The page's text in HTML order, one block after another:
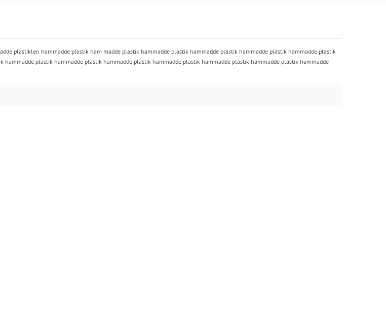
plastikleri hammadde plastik ham madde plastik hammadde plastik hammadde plastik hammadde plastik hammadde plastik
hammadde plastik hammadde plastik hammadde plastik hammadde plastik hammadde plastik hammadde plastik hammadde